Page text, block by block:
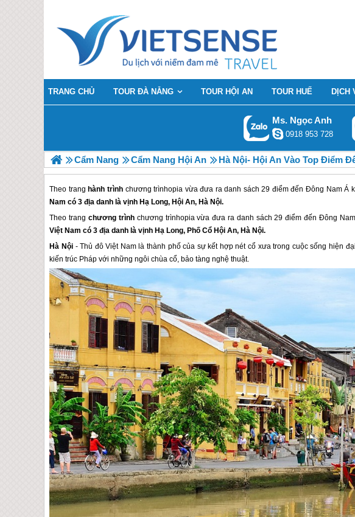
TRANG CHỦ TOUR ĐÀ NẴNG TOUR HỘI AN TOUR HUẾ DỊCH
Ms. Ngọc Anh
0918 953 728
Cẩm Nang Cẩm Nang Hội An Hà Nội- Hội An Vào Top Điểm
Theo trang hành trình chương trìnhopia vừa đưa ra danh sách 29 điểm đến Đông Nam Á
Nam có 3 địa danh là vịnh Hạ Long, Hội An, Hà Nội.
Theo trangchương trình chương trìnhopia vừa đưa ra danh sách 29 điểm đến Đông
Việt Nam có 3 địa danh là vịnh Hạ Long, Phố Cổ Hội An, Hà Nội.
Hà Nội - Thủ đô Việt Nam là thành phố của sự kết hợp nét cổ xưa trong cuộc sống hiện
kiến trúc Pháp với những ngôi chùa cổ, bảo tàng nghệ thuật.